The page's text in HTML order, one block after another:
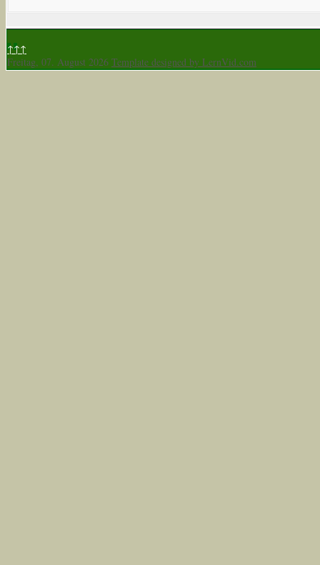
↑↑↑
Freitag, 07. August 2026 Template designed by LernVid.com